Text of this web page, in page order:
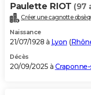
Paulette RIOT (97
Créer une cagnotte
Naissance
21/07/1928 à Lyon (
Décès
20/09/2025 à